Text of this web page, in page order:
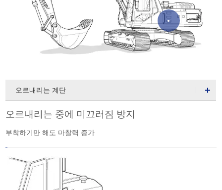
오르내리는 계단
오르내리는 중에 미끄러짐 방지
부착하기만 해도 마찰력 증가